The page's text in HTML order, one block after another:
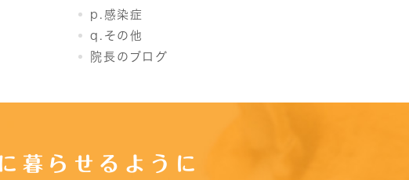
p.感染症
q.その他
院長のブログ
暮らせるように